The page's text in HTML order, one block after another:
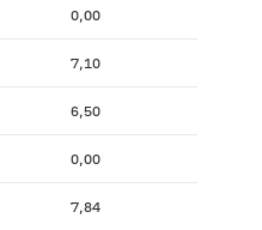
0,00
7,10
6,50
0,00
7,84